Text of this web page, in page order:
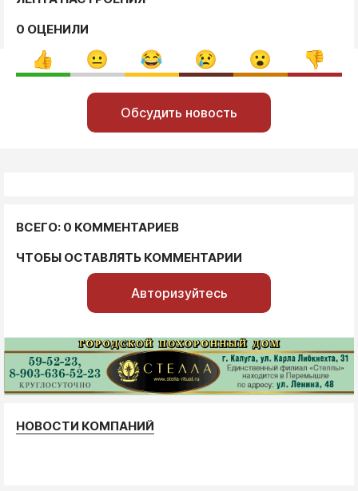
0 ОЦЕНИЛИ
Обсудить новость
ВСЕГО: 0 КОММЕНТАРИЕВ
ЧТОБЫ ОСТАВЛЯТЬ КОММЕНТАРИИ
Авторизуйтесь
НОВОСТИ КОМПАНИЙ